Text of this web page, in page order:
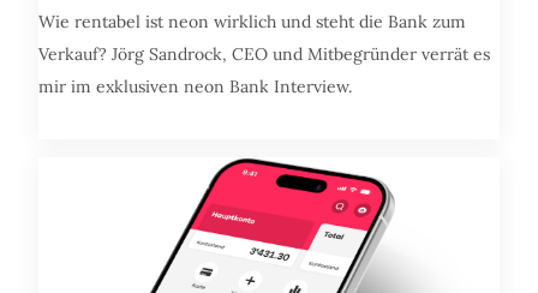
Wie rentabel ist neon wirklich und steht die Bank zum
Verkauf? Jörg Sandrock, CEO und Mitbegründer verrät es
mir im exklusiven neon Bank Interview.